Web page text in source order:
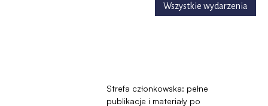
Wszystkie wydarzenia
Strefa członkowska: pełne
publikacje i materiały po